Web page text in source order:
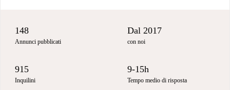
148
Annunci pubblicati
Dal 2017
con noi
915
Inquilini
9-15h
Tempo medio di risposta